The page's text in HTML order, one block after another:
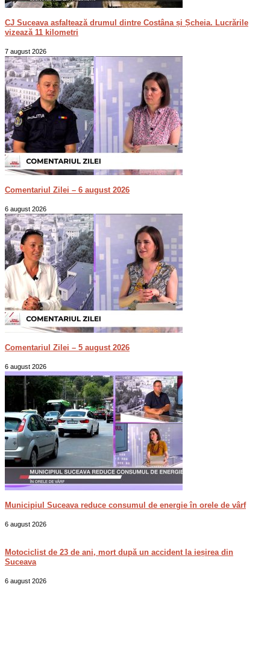
CJ Suceava asfaltează drumul dintre Costâna și Șcheia. Lucrările
vizează 11 kilometri
7 august 2026
Comentariul Zilei – 6 august 2026
6 august 2026
Comentariul Zilei – 5 august 2026
6 august 2026
Municipiul Suceava reduce consumul de energie în orele de vârf
6 august 2026
Motociclist de 23 de ani, mort după un accident la ieșirea din
Suceava
6 august 2026